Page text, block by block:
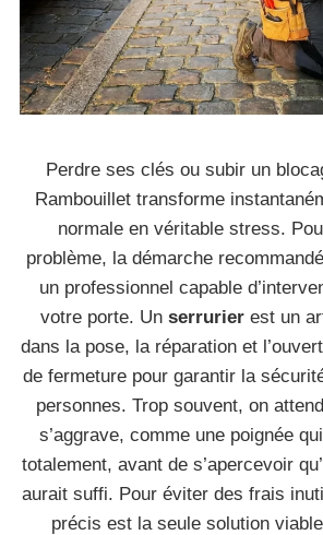
Perdre ses clés ou subir un
Rambouillet transforme
normale en véritable stress.
problème, la démarche
un professionnel capable
votre porte. Un serrurier est un
dans la pose, la réparation et
de fermeture pour garantir la
personnes. Trop souvent, on
s’aggrave, comme une poignée
totalement, avant de s’apercevoir
aurait suffi. Pour éviter des frais
précis est la seule solution